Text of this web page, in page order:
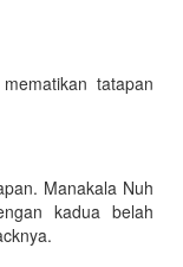
tatapan
Manakala Nuh
kadua belah